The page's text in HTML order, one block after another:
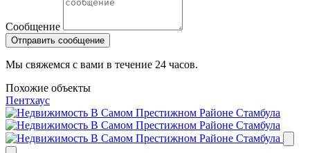
Сообщение
Отправить сообщение
Мы свяжемся с вами в течение 24 часов.
Похожие объекты
Пентхаус